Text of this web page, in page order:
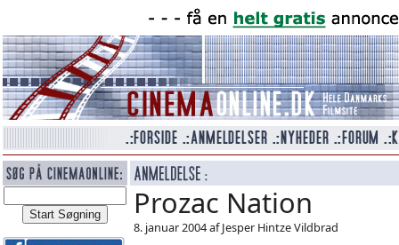
Prozac Nation
8. januar 2004 af Jesper Hintze Vildbrad